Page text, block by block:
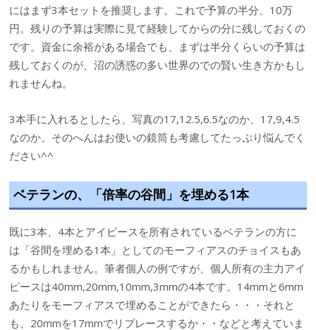
にはまず3本セットを推奨します。これで予算の半分、10万
円。残りの予算は実際に見て経験してからの分に残しておくの
です。資金に余裕がある場合でも、まずは半分くらいの予算は
残しておくのが、沼の誘惑の多い世界のでの賢い生き方かもし
れませんね。
3本手に入れるとしたら、写真の17,12.5,6.5なのか、17,9,4.5
なのか。そのへんはお使いの鏡筒も考慮してたっぷり悩んでく
ださい^^
ベテランの、「倍率の谷間」を埋める1本
既に3本、4本とアイピースを所有されているベテランの方に
は「谷間を埋める1本」としてのモーフィアスのチョイスもあ
るかもしれません。筆者個人の例ですが、個人所有の主力アイ
ピースは40mm,20mm,10mm,3mmの4本です。14mmと6mm
あたりをモーフィアスで埋めることができたら・・・それと
も、20mmを17mmでリプレースするか・・などと考えていま